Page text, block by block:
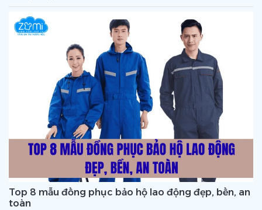
Top 8 mẫu đồng phục bảo hộ lao động đẹp, bền, an
toàn